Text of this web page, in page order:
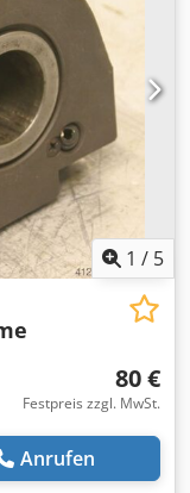
1 / 5
80 €
Festpreis zzgl. MwSt.
Anrufen